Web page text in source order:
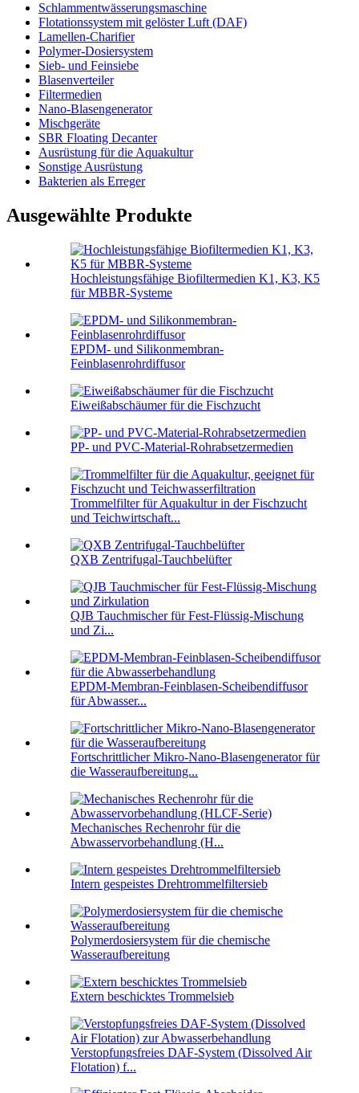
Schlammentwässerungsmaschine
Flotationssystem mit gelöster Luft (DAF)
Lamellen-Charifier
Polymer-Dosiersystem
Sieb- und Feinsiebe
Blasenverteiler
Filtermedien
Nano-Blasengenerator
Mischgeräte
SBR Floating Decanter
Ausrüstung für die Aquakultur
Sonstige Ausrüstung
Bakterien als Erreger
Ausgewählte Produkte
Hochleistungsfähige Biofiltermedien K1, K3, K5
für MBBR-Systeme
EPDM- und Silikonmembran-
Feinblasenrohrdiffusor
Eiweißabschäumer für die Fischzucht
PP- und PVC-Material-Rohrabsetzermedien
Trommelfilter für Aquakultur in der Fischzucht
und Teichwirtschaft...
QXB Zentrifugal-Tauchbelüfter
QJB Tauchmischer für Fest-Flüssig-Mischung
und Zi...
EPDM-Membran-Feinblasen-Scheibendiffusor
für Abwasser...
Fortschrittlicher Mikro-Nano-Blasengenerator für
die Wasseraufbereitung...
Mechanisches Rechenrohr für die
Abwasservorbehandlung (H...
Intern gespeistes Drehtrommelfiltersieb
Polymerdosiersystem für die chemische
Wasseraufbereitung
Extern beschicktes Trommelsieb
Verstopfungsfreies DAF-System (Dissolved Air
Flotation) f...